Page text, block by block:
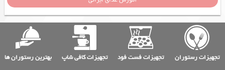
تجهیزات رستوران تجهیزات فست فود تجهیزات کافی شاپ بهترین رستوران ها